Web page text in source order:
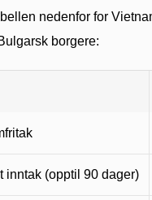
nedenfor for
borgere:
inntak (opptil 90 dager)